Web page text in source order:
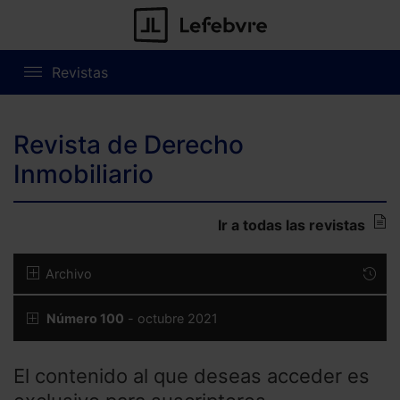
Revistas
Revista de Derecho
Inmobiliario
Ir a todas las revistas
Archivo
Número 100 - octubre 2021
El contenido al que deseas acceder es